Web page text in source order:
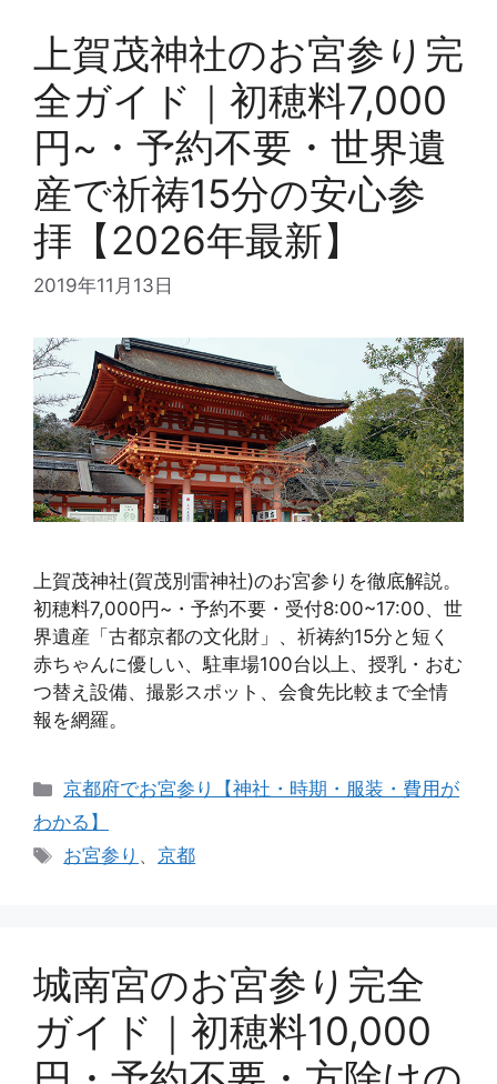
上賀茂神社のお宮参り完
全ガイド｜初穂料7,000
円~・予約不要・世界遺
産で祈祷15分の安心参
拝【2026年最新】
2019年11月13日
上賀茂神社(賀茂別雷神社)のお宮参りを徹底解説。
初穂料7,000円~・予約不要・受付8:00~17:00、世
界遺産「古都京都の文化財」、祈祷約15分と短く
赤ちゃんに優しい、駐車場100台以上、授乳・おむ
つ替え設備、撮影スポット、会食先比較まで全情
報を網羅。
カ
テ
リ
京都府でお宮参り【神社・時期・服装・費用が
わかる】
タ
お宮参り 、京都
城南宮のお宮参り完全
ガイド｜初穂料10,000